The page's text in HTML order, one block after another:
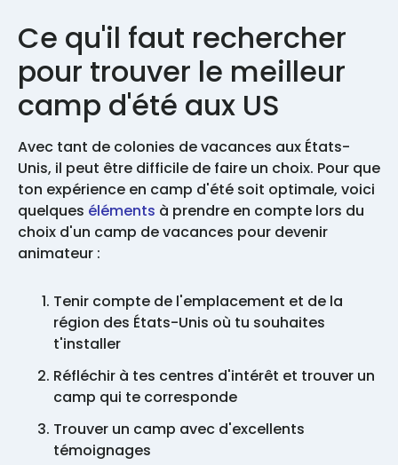
Ce qu'il faut rechercher
pour trouver le meilleur
camp d'été aux US
Avec tant de colonies de vacances aux États-
Unis, il peut être difficile de faire un choix. Pour que
ton expérience en camp d'été soit optimale, voici
quelques éléments à prendre en compte lors du
choix d'un camp de vacances pour devenir
animateur :
Tenir compte de l'emplacement et de la
région des États-Unis où tu souhaites
t'installer
Réfléchir à tes centres d'intérêt et trouver un
camp qui te corresponde
Trouver un camp avec d'excellents
témoignages